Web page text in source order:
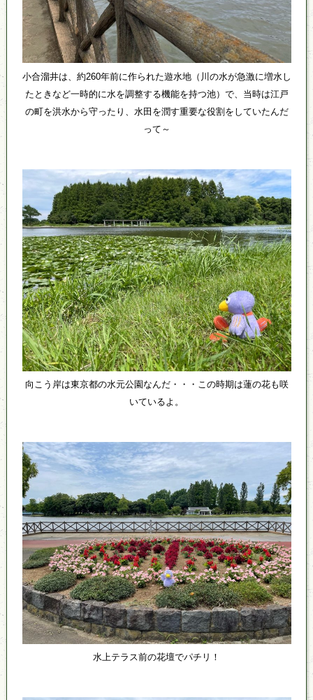
小合溜井は、約260年前に作られた遊水地（川の水が急激に増水し
たときなど一時的に水を調整する機能を持つ池）で、当時は江戸
の町を洪水から守ったり、水田を潤す重要な役割をしていたんだ
って～
向こう岸は東京都の水元公園なんだ・・・この時期は蓮の花も咲
いているよ。
水上テラス前の花壇でパチリ！